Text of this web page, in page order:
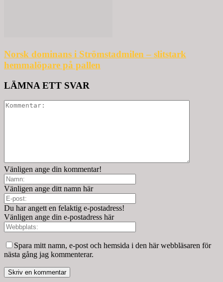
Norsk dominans i Strömstadmilen – slitstark
hemmalöpare på pallen
LÄMNA ETT SVAR
Vänligen ange din kommentar!
Vänligen ange ditt namn här
Du har angett en felaktig e-postadress!
Vänligen ange din e-postadress här
Spara mitt namn, e-post och hemsida i den här webbläsaren för
nästa gång jag kommenterar.